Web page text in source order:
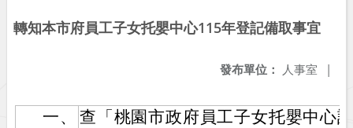
轉知本市府員工子女托嬰中心115年登記備取事宜
發布單位： 人事室 |
一、
查「桃園市政府員工子女托嬰中心